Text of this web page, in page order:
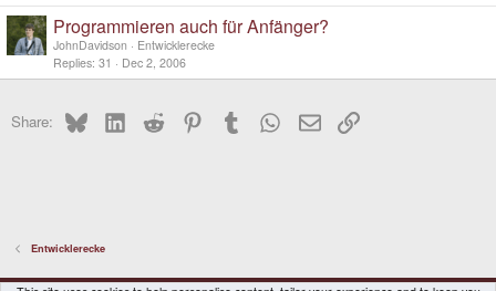
Programmieren auch für Anfänger?
JohnDavidson
Entwicklerecke
Replies 31 Dec 2, 2006
Share: BlueskyLinkedInReddit PinterestTumblr WhatsApp
EmailLink
Entwicklerecke